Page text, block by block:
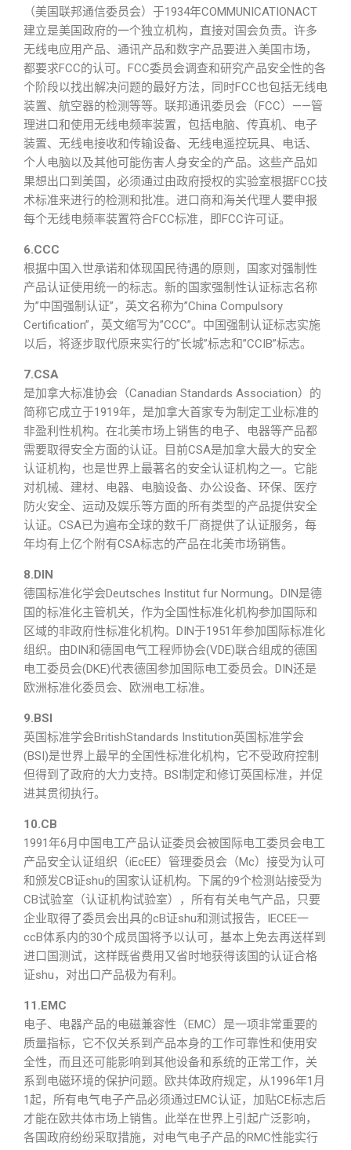
（美国联邦通信委员会）于1934年COMMUNICATIONACT
建立是美国政府的一个独立机构，直接对国会负责。许多
无线电应用产品、通讯产品和数字产品要进入美国市场，
都要求FCC的认可。FCC委员会调查和研究产品安全性的各
个阶段以找出解决问题的最好方法，同时FCC也包括无线电
装置、航空器的检测等等。联邦通讯委员会（FCC）——管
理进口和使用无线电频率装置，包括电脑、传真机、电子
装置、无线电接收和传输设备、无线电遥控玩具、电话、
个人电脑以及其他可能伤害人身安全的产品。这些产品如
果想出口到美国，必须通过由政府授权的实验室根据FCC技
术标准来进行的检测和批准。进口商和海关代理人要申报
每个无线电频率装置符合FCC标准，即FCC许可证。
6.CCC
根据中国入世承诺和体现国民待遇的原则，国家对强制性
产品认证使用统一的标志。新的国家强制性认证标志名称
为”中国强制认证”，英文名称为”China Compulsory
Certification”，英文缩写为”CCC”。中国强制认证标志实施
以后，将逐步取代原来实行的”长城”标志和”CCIB”标志。
7.CSA
是加拿大标准协会（Canadian Standards Association）的
简称它成立于1919年，是加拿大首家专为制定工业标准的
非盈利性机构。在北美市场上销售的电子、电器等产品都
需要取得安全方面的认证。目前CSA是加拿大最大的安全
认证机构，也是世界上最著名的安全认证机构之一。它能
对机械、建材、电器、电脑设备、办公设备、环保、医疗
防火安全、运动及娱乐等方面的所有类型的产品提供安全
认证。CSA已为遍布全球的数千厂商提供了认证服务，每
年均有上亿个附有CSA标志的产品在北美市场销售。
8.DIN
德国标准化学会Deutsches Institut fur Normung。DIN是德
国的标准化主管机关，作为全国性标准化机构参加国际和
区域的非政府性标准化机构。DIN于1951年参加国际标准化
组织。由DIN和德国电气工程师协会(VDE)联合组成的德国
电工委员会(DKE)代表德国参加国际电工委员会。DIN还是
欧洲标准化委员会、欧洲电工标准。
9.BSI
英国标准学会BritishStandards Institution英国标准学会
(BSI)是世界上最早的全国性标准化机构，它不受政府控制
但得到了政府的大力支持。BSI制定和修订英国标准，并促
进其贯彻执行。
10.CB
1991年6月中国电工产品认证委员会被国际电工委员会电工
产品安全认证组织（iEcEE）管理委员会（Mc）接受为认可
和颁发CB证shu的国家认证机构。下属的9个检测站接受为
CB试验室（认证机构试验室），所有有关电气产品，只要
企业取得了委员会出具的cB证shu和测试报告，IECEE一
ccB体系内的30个成员国将予以认可，基本上免去再送样到
进口国测试，这样既省费用又省时地获得该国的认证合格
证shu，对出口产品极为有利。
11.EMC
电子、电器产品的电磁兼容性（EMC）是一项非常重要的
质量指标，它不仅关系到产品本身的工作可靠性和使用安
全性，而且还可能影响到其他设备和系统的正常工作，关
系到电磁环境的保护问题。欧共体政府规定，从1996年1月
1起，所有电气电子产品必须通过EMC认证，加贴CE标志后
才能在欧共体市场上销售。此举在世界上引起广泛影响，
各国政府纷纷采取措施，对电气电子产品的RMC性能实行